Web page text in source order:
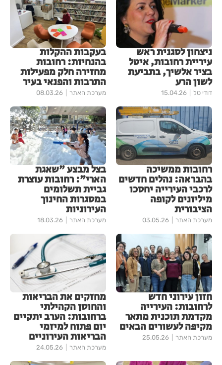
ניצחון לסגנית ראש
עיריית רחובות, איטל
בציר אלשיך, בתביעת
לשון הרע
דודי טל 15.04.26
בעקבות ההקלות
בהנחיות: רחובות
מחזירה חלק מפעילות
התרבות והפנאי בעיר
מערכת האתר 08.03.26
רחובות ממשיכה
בהבראה: נהלים חדשים
לרכבי העירייה יחסכו
מיליונים לקופה
הציבורית
מערכת האתר 03.05.26
בצל מבצע "שאגת
הארי": רחובות עוצרת
גביית תשלומים
במסגרות החינוך
העירוניות
מערכת האתר 18.03.26
חזון עירוני חדש
לרחובות: העירייה
מקדמת תוכנית מתאר
מקיפה לעשורים הבאים
מערכת האתר 25.05.26
מחזקים את הבריאות
והחוסן הקהילתי
ברחובות: הערב יתקיים
יום פתוח למיזמי
הבריאות העירוניים
מערכת האתר 24.05.26